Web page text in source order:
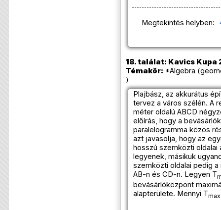
Megtekintés helyben:
18. találat: Kavics Kupa
Témakör: *Algebra
)
Plajbász, az akkurátus
tervez a város szélén. A
méter oldalú ABCD
előírás, hogy a
paralelogramma közös
azt javasolja, hogy az
hosszú szemközti oldalai
legyenek, másikuk
szemközti oldalai pedig
AB-n és CD-n. Legyen T
bevásárlóközpont
alapterülete. Mennyi Tmax